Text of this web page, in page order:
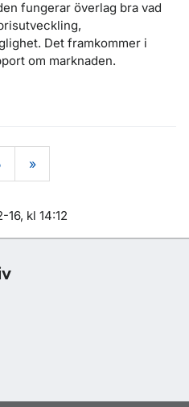
fungerar överlag bra vad
Det framkommer i
om marknaden.
»
kl 14:12